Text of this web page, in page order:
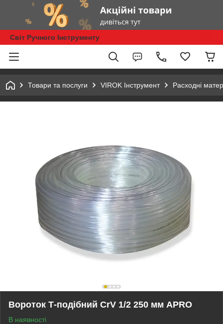
Світ Ручного Інструменту
Товари та послуги VIROK Інструмент Расходні
Вороток Т-подібний CrV 1/2 250 мм APRO
В наявності